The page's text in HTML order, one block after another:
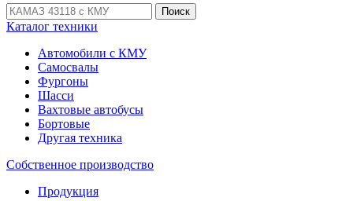
Поиск
Каталог техники
Автомобили с КМУ
Самосвалы
Фургоны
Шасси
Вахтовые автобусы
Бортовые
Другая техника
Собственное производство
Продукция